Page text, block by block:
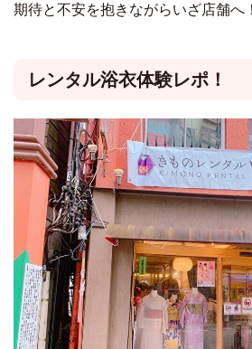
期待と不安を抱きながらいざ店舗へ！
レンタル浴衣体験レポ！